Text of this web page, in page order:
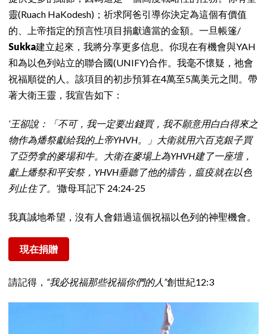
靈(Ruach HaKodesh)；祈求阿爸引導你決定為這個有價值
的、上帝指定的預言性項目捐獻適當的金額。一旦帳篷/
Sukka建立起來，我將分享更多信息。你現在有機會與YAH
和為以色列站立的聯合國(UNIFY)合作。我毫不懷疑，祂會
祝福順從的人。該項目的初步預算在4萬至5萬美元之間。帶
著大衛王靈，我宣告如下：
‘王卻說：「不可，我一定要出錢買，我不願意用白白得來之
物作為燔祭獻給我的上帝YHVH。」大衛就用六百克銀子買
了亞勞拿的麥場和牛。大衛在麥場上為YHVH建了一座壇，
獻上燔祭和平安祭，YHVH垂聽了他的禱告，瘟疫就在以色
列止住了。’撒母耳記下 24:24-25
我真誠地希望，沒有人會錯過這個祝福以色列的神聖機會。
現在捐贈
請記得， “我必祝福那些祝福你們的人”創世紀12:3